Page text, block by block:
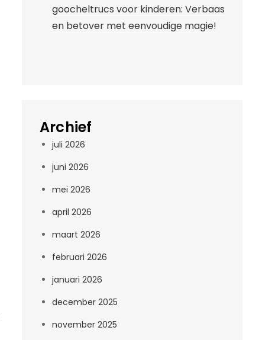
goocheltrucs voor kinderen: Verbaas
en betover met eenvoudige magie!
Archief
juli 2026
juni 2026
mei 2026
april 2026
maart 2026
februari 2026
januari 2026
december 2025
november 2025